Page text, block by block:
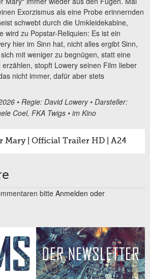
Exorzismus als eine Probe erinnernden
schwebt durch die Umkleidekabine,
wird zu Popstar-Reliquien: Es ist ein
hier im Sinn hat, nicht alles ergibt Sinn,
mit weniger zu begnügen, statt eine
stopft Lowery seinen Film lieber
nicht immer, dafür aber stets
• Regie: David Lowery • Darsteller:
Coel, FKA Twigs • im Kino
Mary | Official Trailer HD | A24
bitte Anmelden oder